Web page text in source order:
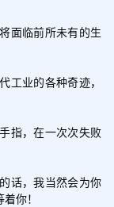
面临前所未有的生
工业的各种奇迹，
指，在一次次失败
话，我当然会为你
你！